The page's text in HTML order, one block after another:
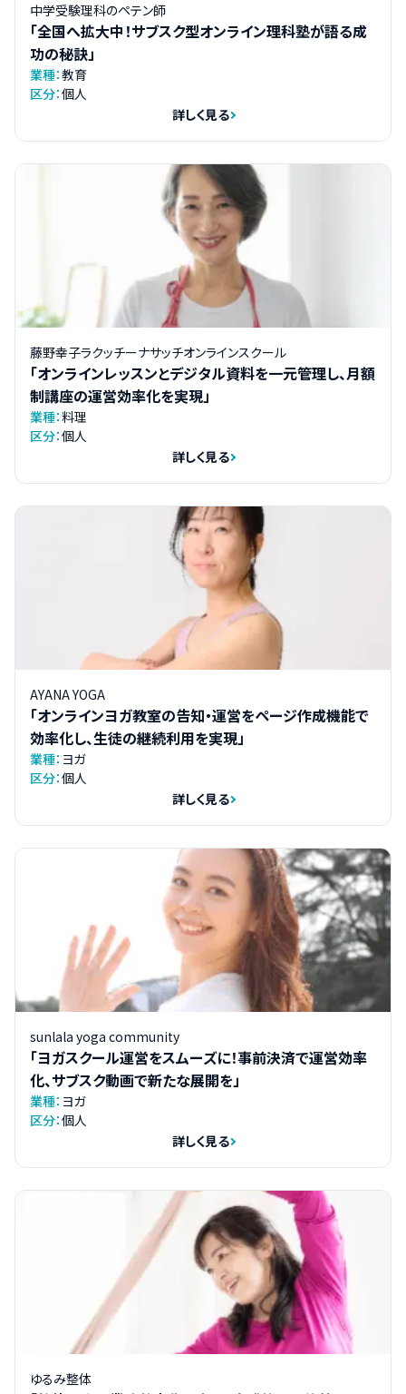
中学受験理科のペテン師
「全国へ拡大中！サブスク型オンライン理科塾が語る成
功の秘訣」
業種：教育
区分：個人
詳しく見る
藤野幸子ラクッチーナサッチオンラインスクール
「オンラインレッスンとデジタル資料を一元管理し、月額
制講座の運営効率化を実現」
業種：料理
区分：個人
詳しく見る
AYANA YOGA
「オンラインヨガ教室の告知・運営をページ作成機能で
効率化し、生徒の継続利用を実現」
業種： ヨガ
区分：個人
詳しく見る
sunlala yoga community
「ヨガスクール運営をスムーズに！事前決済で運営効率
化、サブスク動画で新たな展開を」
業種： ヨガ
区分：個人
詳しく見る
ゆるみ整体